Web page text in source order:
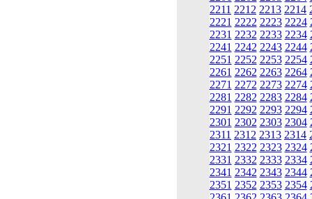
2211 2212 2213 2214
2221 2222 2223 2224
2231 2232 2233 2234
2241 2242 2243 2244
2251 2252 2253 2254
2261 2262 2263 2264
2271 2272 2273 2274
2281 2282 2283 2284
2291 2292 2293 2294
2301 2302 2303 2304
2311 2312 2313 2314
2321 2322 2323 2324
2331 2332 2333 2334
2341 2342 2343 2344
2351 2352 2353 2354